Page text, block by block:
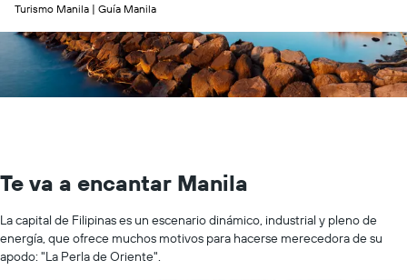
Turismo Manila | Guía Manila
Te va a encantar Manila
La capital de Filipinas es un escenario dinámico, industrial y pleno de
energía, que ofrece muchos motivos para hacerse merecedora de su
apodo: "La Perla de Oriente".